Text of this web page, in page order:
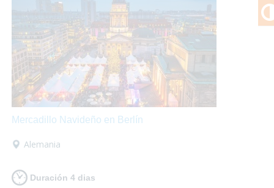
adaptados a tus necesidades!
Mercadillo Navideño en Berlín
Alemania
Duración 4 dias